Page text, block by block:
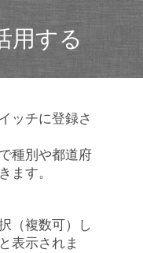
用する
ッチに登録さ
種別や都道府
ます。
（複数可）し
表示されま